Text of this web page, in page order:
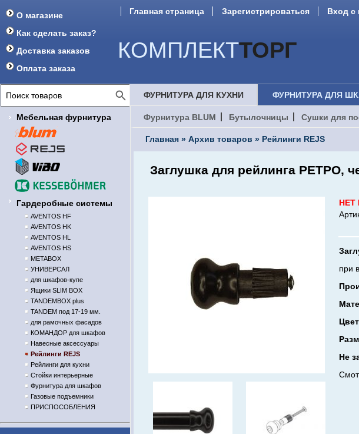
О магазине
Как сделать заказ?
Доставка заказов
Оплата заказа
Главная страница Зарегистрироваться Вход с
КОМПЛЕКТТОРГ
Мебельная фурнитура
Гардеробные системы
AVENTOS HF
AVENTOS HK
AVENTOS HL
AVENTOS HS
METABOX
УНИВЕРСАЛ
для шкафов-купе
Ящики SLIM BOX
TANDEMBOX plus
TANDEM под 17-19 мм.
для рамочных фасадов
КОМАНДОР для шкафов
Навесные аксессуары
Рейлинги REJS
Рейлинги для кухни
Стойки интерьерные
Фурнитура для шкафов
Газовые подъемники
ПРИСПОСОБЛЕНИЯ
ФУРНИТУРА ДЛЯ КУХНИ ФУРНИТУРА ДЛЯ
Фурнитура BLUM Бутылочницы Сушки для
Главная » Архив товаров » Рейлинги REJS
Заглушка для рейлинга РЕТРО,
НЕТ
при
Цвет
Не